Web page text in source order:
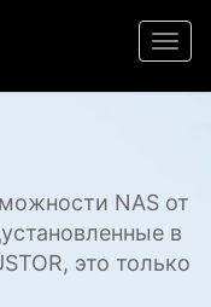
NAS от
в
это только